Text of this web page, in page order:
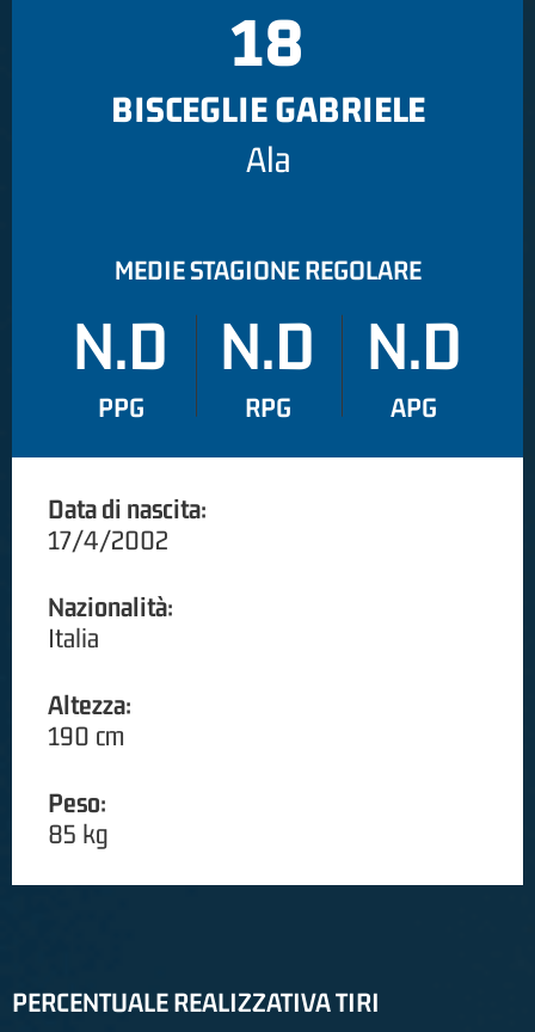
18
BISCEGLIE GABRIELE
Ala
MEDIE STAGIONE REGOLARE
N.D
PPG
N.D
RPG
N.D
APG
Data di nascita:
17/4/2002
Nazionalità:
Italia
Altezza:
190 cm
Peso:
85 kg
PERCENTUALE REALIZZATIVA TIRI